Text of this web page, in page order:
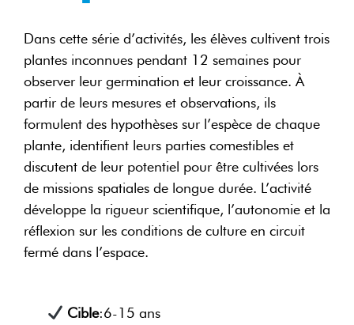
Dans cette série d’activités, les élèves cultivent trois
plantes inconnues pendant 12 semaines pour
observer leur germination et leur croissance. À
partir de leurs mesures et observations, ils
formulent des hypothèses sur l’espèce de chaque
plante, identifient leurs parties comestibles et
discutent de leur potentiel pour être cultivées lors
de missions spatiales de longue durée. L’activité
développe la rigueur scientifique, l’autonomie et la
réflexion sur les conditions de culture en circuit
fermé dans l’espace.
Cible:6-15 ans